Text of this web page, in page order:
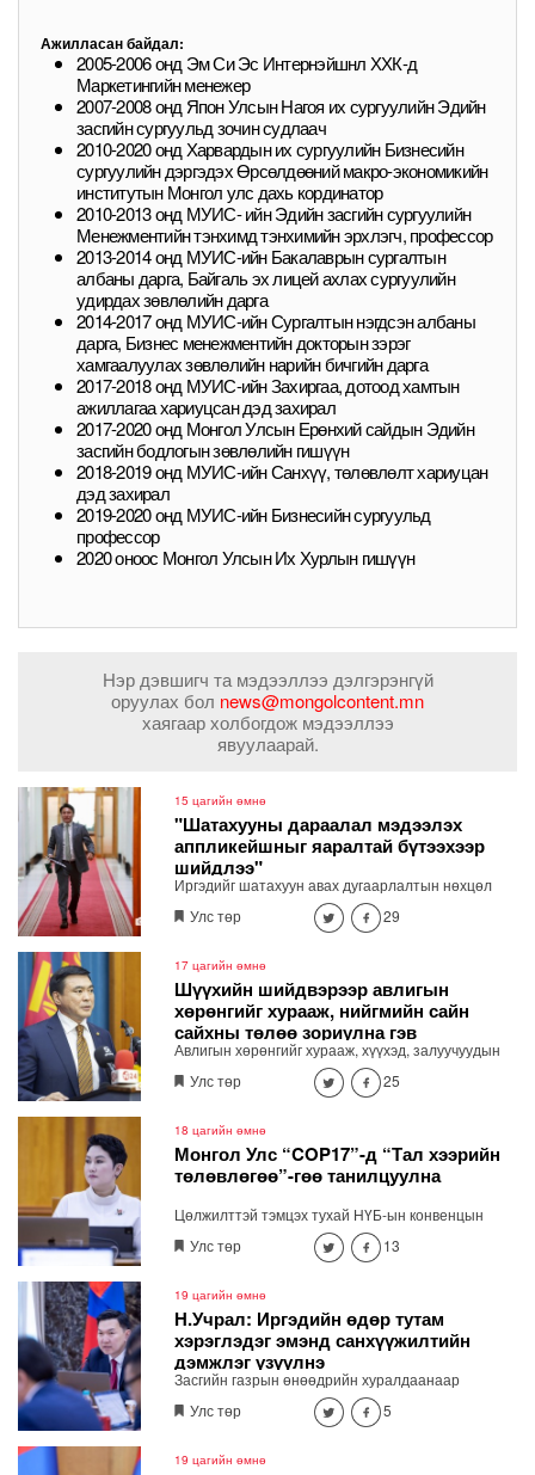
Ажилласан байдал:
2005-2006 онд Эм Си Эс Интернэйшнл ХХК-д
Маркетингийн менежер
2007-2008 онд Япон Улсын Нагоя их сургуулийн Эдийн
засгийн сургуульд зочин судлаач
2010-2020 онд Харвардын их сургуулийн Бизнесийн
сургуулийн дэргэдэх Өрсөлдөөний макро-экономикийн
институтын Монгол улс дахь кординатор
2010-2013 онд МУИС- ийн Эдийн засгийн сургуулийн
Менежментийн тэнхимд тэнхимийн эрхлэгч, профессор
2013-2014 онд МУИС-ийн Бакалаврын сургалтын
албаны дарга, Байгаль эх лицей ахлах сургуулийн
удирдах зөвлөлийн дарга
2014-2017 онд МУИС-ийн Сургалтын нэгдсэн албаны
дарга, Бизнес менежментийн докторын зэрэг
хамгаалуулах зөвлөлийн нарийн бичгийн дарга
2017-2018 онд МУИС-ийн Захиргаа, дотоод хамтын
ажиллагаа хариуцсан дэд захирал
2017-2020 онд Монгол Улсын Ерөнхий сайдын Эдийн
засгийн бодлогын зөвлөлийн гишүүн
2018-2019 онд МУИС-ийн Санхүү, төлөвлөлт хариуцан
дэд захирал
2019-2020 онд МУИС-ийн Бизнесийн сургуульд
профессор
2020 оноос Монгол Улсын Их Хурлын гишүүн
Нэр дэвшигч та мэдээллээ дэлгэрэнгүй
оруулах бол news@mongolcontent.mn
хаягаар холбогдож мэдээллээ
явуулаарай.
15 цагийн өмнө
"Шатахууны дараалал мэдээлэх
аппликейшныг яаралтай бүтээхээр
шийдлээ"
Иргэдийг шатахуун авах дугаарлалтын нөхцөл
байдлыг бодит цагаар харж явах замаа тооцох
боломжтой мэдээлэл хүргэх зориулалттай
хийхээр шийдлээ. "Шатахууны дарааллыг
мэдээлэх яаралтай бүтээхээр шийдлээ"
Улс төр 29
17 цагийн өмнө
Шүүхийн шийдвэрээр авлигын
хөрөнгийг хурааж, нийгмийн сайн
сайхны төлөө зориулна гэв
Авлигын хөрөнгийг хурааж, хүүхэд, залуучуудын
хөгжлийн санд төвлөрүүлж, зарцуулах тухай
анхдагч хуулийн төслийг Засгийн газрын
Улс төр 25
18 цагийн өмнө
Монгол Улс “COP17”-д “Тал хээрийн
төлөвлөгөө”-гөө танилцуулна
Цөлжилттэй тэмцэх тухай НҮБ-ын конвенцын
талуудын 17 дугаар /COP17/ бага хуралд Монгол
Улсаас дэвшүүлэх үндэсний стратегийн баримт
Засгийн газрын хуралдаанд танилцууллаа.
Улс төр 13
19 цагийн өмнө
Н.Учрал: Иргэдийн өдөр тутам
хэрэглэдэг эмэнд санхүүжилтийн
дэмжлэг үзүүлнэ
Засгийн газрын өнөөдрийн хуралдаанаар
Ерөнхий сайд Н.Учрал Эрүүл мэндийн даатгалын
хөнгөлөлттэй эмийн жагсаалтыг шинэчилж,
санхүүжилтийн дэмжлэг үзүүлэх шийдвэр
Улс төр 5
19 цагийн өмнө